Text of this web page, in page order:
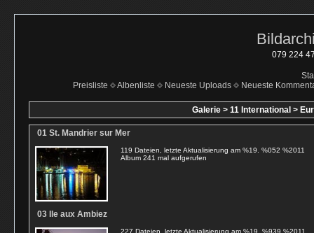
079 224
Preisliste
Albenliste Neueste Uploads Neueste
Galerie > 11 International >
01 St. Mandrier sur Mer
119 Dateien, letzte Aktualisierung am %19. %052 %2011
Album 241 mal aufgerufen
03 Ile aux Ambiez
227 Dateien, letzte Aktualisierung am %19. %939 %2011